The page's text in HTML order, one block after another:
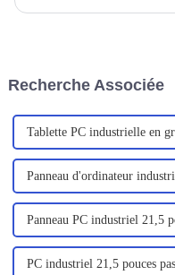
Recherche Associée
Tablette PC industrielle en
Panneau d'ordinateur
Panneau PC industriel 21,5
PC industriel 21,5 pouces